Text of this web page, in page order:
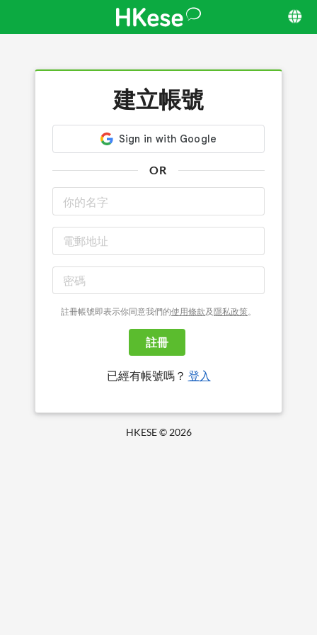
建立帳號
OR
註冊帳號即表示你同意我們的使用條款及隱私政策。
註冊
已經有帳號嗎？ 登入
HKESE © 2026